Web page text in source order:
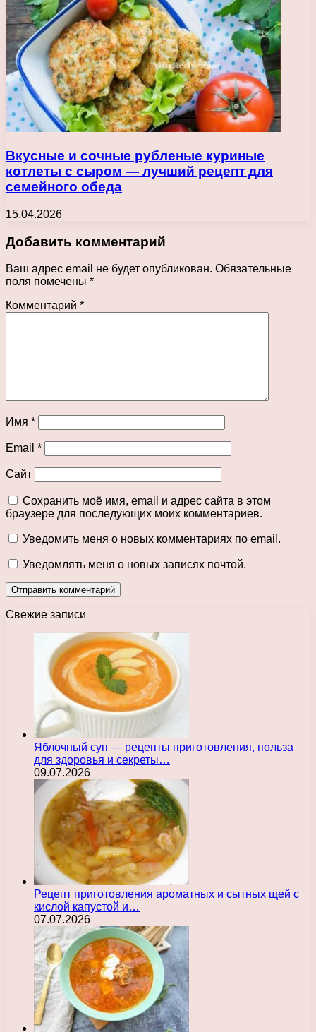
Вкусные и сочные рубленые куриные
котлеты с сыром — лучший рецепт для
семейного обеда
15.04.2026
Добавить комментарий
Ваш адрес email не будет опубликован. Обязательные
поля помечены *
Комментарий *
Имя *
Email *
Сайт
Сохранить моё имя, email и адрес сайта в этом
браузере для последующих моих комментариев.
Уведомить меня о новых комментариях по email.
Уведомлять меня о новых записях почтой.
Свежие записи
Яблочный суп — рецепты приготовления, польза
для здоровья и секреты…
09.07.2026
Рецепт приготовления ароматных и сытных щей с
кислой капустой и…
07.07.2026